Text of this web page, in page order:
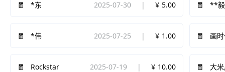
*东 2025-07-30 5.00 **毅
*伟 2025-07-25 1.00 画
Rockstar 2025-07-19 10.00 大